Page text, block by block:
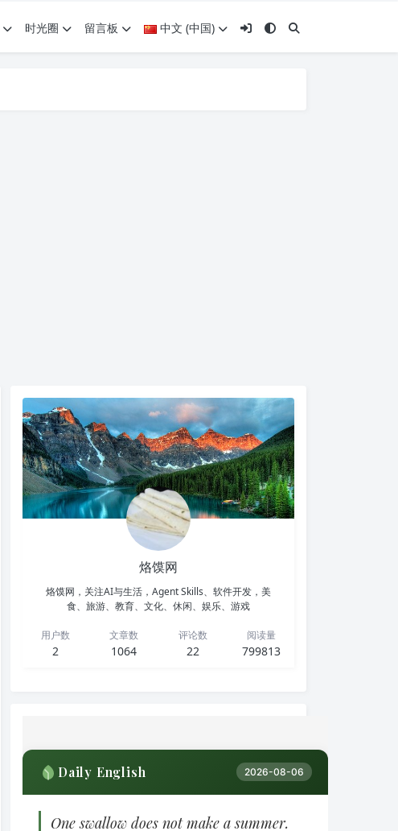
时光圈 留言板
中文 (中国)
烙馍网
烙馍网，关注AI与生活，Agent Skills、软件开发，美
食、旅游、教育、文化、休闲、娱乐、游戏
用户数
2
文章数
1064
评论数
22
阅读量
799813